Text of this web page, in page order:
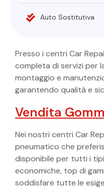
Auto Sostitutiva
Presso i centri Car
completa di servizi per
montaggio e
garantendo qualità e
Vendita
Nei nostri centri Car
pneumatico che
disponibile per tutti i
economiche, top di
soddisfare tutte le